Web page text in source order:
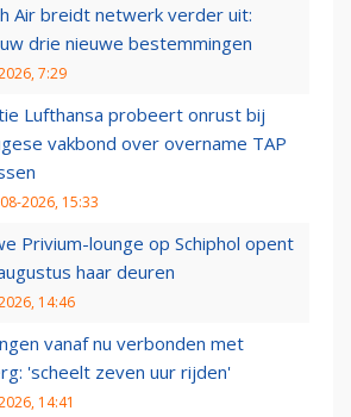
Air breidt netwerk verder uit:
drie nieuwe bestemmingen
7:29
Lufthansa probeert onrust bij
vakbond over overname TAP
2026, 15:33
Privium-lounge op Schiphol opent
haar deuren
14:46
vanaf nu verbonden met
'scheelt zeven uur rijden'
14:41